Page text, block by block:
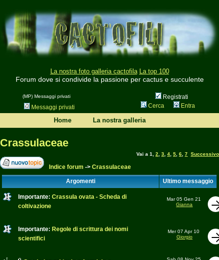
La nostra foto galleria cactofila La top 100
Forum dove si condivide la passione per cactus e succulente
(MP) Messaggi privati
Registrati
Messaggi privati
Cerca Entra
Home La nostra galleria
Crassulaceae
Vai a 1 2 3 4 5 6 7 Successivo
Indice forum -> Crassulaceae
Argomenti Ultimo messaggio
Importante: Crassula ovata - Scheda di
coltivazione
Mar 05 Gen 21
Gianna
Importante: Regole di scrittura dei nomi
scientifici
Mer 07 Apr 10
Giorgio